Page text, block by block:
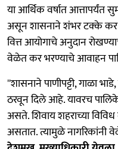
या आर्थिक वर्षात आत्तापर्यंत
असून शासनाने शंभर टक्के कर
वित्त आयोगाचे अनुदान
वेळेत कर भरण्याचे आवाहन
''शासनाने पाणीपट्टी, गाळा
ठरवून दिले आहे. यावरच
असते. शिवाय शहराच्या विविध
असतात. त्यामुळे